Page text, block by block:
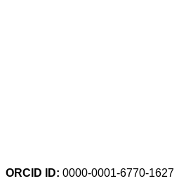
ORCID ID: 0000-0001-6770-1627